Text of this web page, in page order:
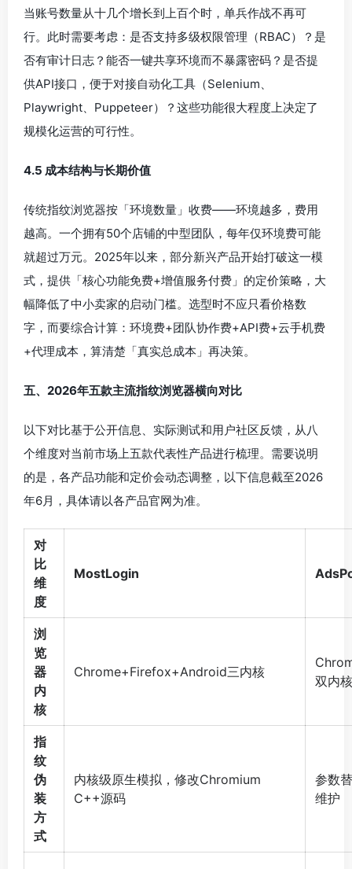
当账号数量从十几个增长到上百个时，单兵作战不再可
行。此时需要考虑：是否支持多级权限管理（RBAC）？是
否有审计日志？能否一键共享环境而不暴露密码？是否提
供API接口，便于对接自动化工具（Selenium、
Playwright、Puppeteer）？这些功能很大程度上决定了
规模化运营的可行性。
4.5 成本结构与长期价值
传统指纹浏览器按「环境数量」收费——环境越多，费用
越高。一个拥有50个店铺的中型团队，每年仅环境费可能
就超过万元。2025年以来，部分新兴产品开始打破这一模
式，提供「核心功能免费+增值服务付费」的定价策略，大
幅降低了中小卖家的启动门槛。选型时不应只看价格数
字，而要综合计算：环境费+团队协作费+API费+云手机费
+代理成本，算清楚「真实总成本」再决策。
五、2026年五款主流指纹浏览器横向对比
以下对比基于公开信息、实际测试和用户社区反馈，从八
个维度对当前市场上五款代表性产品进行梳理。需要说明
的是，各产品功能和定价会动态调整，以下信息截至2026
年6月，具体请以各产品官网为准。
对
比
维
度
MostLogin
浏
览
器
内
核
Chrome+Firefox+Android三内核
双内核
指
纹
伪
装
方
式
内核级原生模拟，修改Chromium
C++源码
参数
维护